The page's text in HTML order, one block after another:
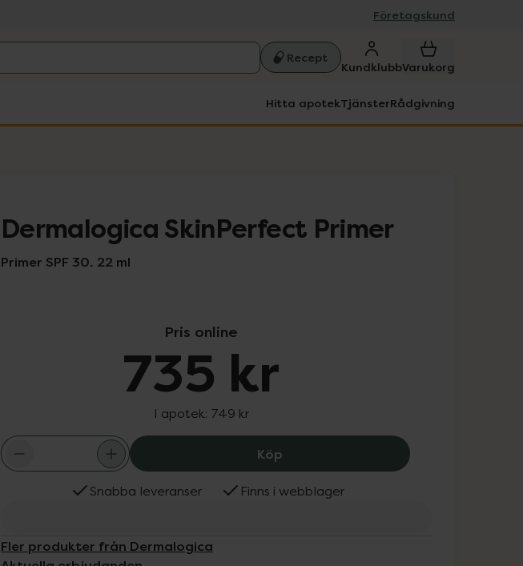
Företagskund
Recept
KundklubbVarukorg
Hitta apotekTjänsterRådgivning
Dermalogica SkinPerfect Primer
Primer SPF 30. 22 ml
Pris online
735 kr
I apotek: 749 kr
Köp Dermalogica SkinPerfect Primer, 735
Snabba leveranser Finns i webblager
Fler produkter från Dermalogica